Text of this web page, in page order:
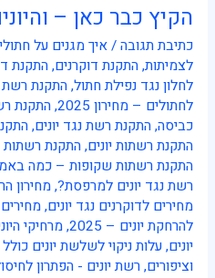
הקיץ כבר כאן –
כתיבת תגובה/איך מגנים על
לצמיתות,התקנת דוקרנים,התקנת
לחלון נגד נפילת חתול,התקנת רשת
לחתולים – מחירון 2025
,התקנת
כביסה,התקנת רשת נגד יונים,
התקנת רשתות יונים,התקנת רשתות
התקנת רשתות שקופות – כמה
רשת נגד יונים למרפסת?,מחירון
מחירים לדוקרנים נגד יונים,
להרחקת יונים – 2025
,מרחיקי
יונים,עלות ניקוי לשלשת יונים
וציפורים,רשת יונים - הפתרון
הקיץ
כאן
–
והיונים
מחפשות
נכס